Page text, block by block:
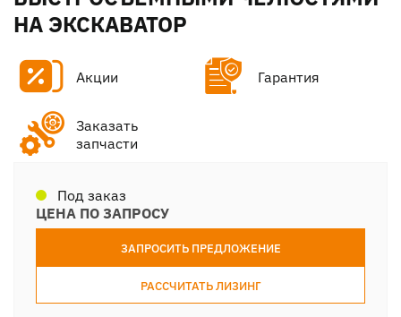
НА ЭКСКАВАТОР
Акции Гарантия
Заказать
запчасти
Под заказ
ЦЕНА ПО ЗАПРОСУ
ЗАПРОСИТЬ ПРЕДЛОЖЕНИЕ
РАССЧИТАТЬ ЛИЗИНГ